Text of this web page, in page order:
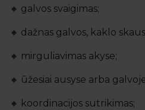
galvos svaigimas;
dažnas galvos, kaklo
mirguliavimas akyse;
ūžesiai ausyse arba
koordinacijos sutrikimas;